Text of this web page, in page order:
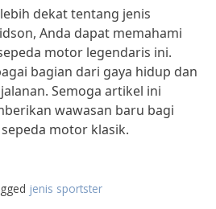
dekat tentang jenis
Anda dapat memahami
motor legendaris ini.
bagian dari gaya hidup dan
Semoga artikel ini
wawasan baru bagi
motor klasik.
jenis sportster